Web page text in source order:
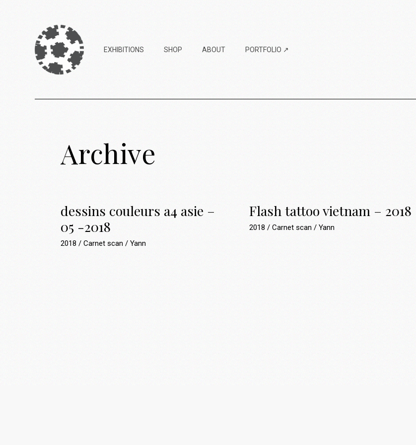
EXHIBITIONS
2022 – Copy3000 (Pol’N)
SHOP ABOUT PORTFOLIO ↗
Archive
dessins couleurs a4 asie –
05 -2018
2018 Carnet scan Yann
Flash tattoo vietnam – 2018
2018 Carnet scan Yann